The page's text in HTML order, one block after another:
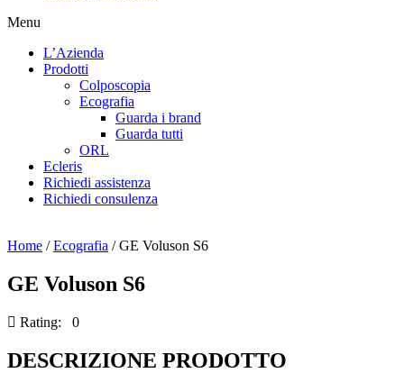
Menu
L’Azienda
Prodotti
Colposcopia
Ecografia
Guarda i brand
Guarda tutti
ORL
Ecleris
Richiedi assistenza
Richiedi consulenza
Home /Ecografia / GE Voluson S6
GE Voluson S6
Rating: 0
DESCRIZIONE PRODOTTO